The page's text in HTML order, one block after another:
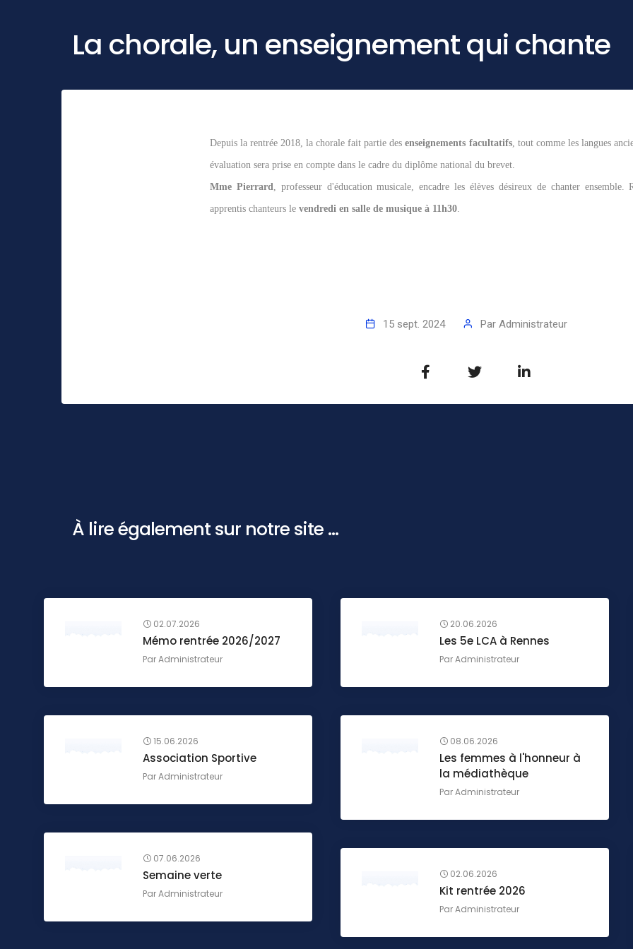
La chorale, un enseignement qui chante
Depuis la rentrée 2018, la chorale fait partie des enseignements facultatifs, tout comme les langues
évaluation sera prise en compte dans le cadre du diplôme national du brevet.
Mme Pierrard, professeur d'éducation musicale, encadre les élèves désireux de chanter ensemble.
apprentis chanteurs le vendredi en salle de musique à 11h30.
15 sept. 2024 Par Administrateur
À lire également sur notre site ...
02.07.2026
Mémo rentrée 2026/2027
ParAdministrateur
20.06.2026
Les 5e LCA à Rennes
ParAdministrateur
15.06.2026
Association Sportive
ParAdministrateur
08.06.2026
Les femmes à l'honneur à
la médiathèque
ParAdministrateur
07.06.2026
Semaine verte
ParAdministrateur
02.06.2026
Kit rentrée 2026
ParAdministrateur